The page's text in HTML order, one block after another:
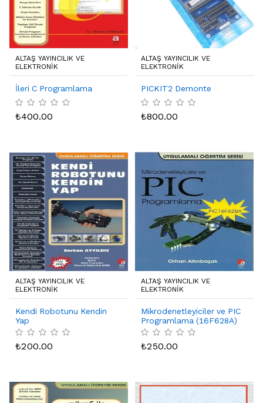
ALTAŞ YAYINCILIK VE
ELEKTRONIK
İleri C Programlama
₺400.00
ALTAŞ YAYINCILIK VE
ELEKTRONIK
PICKIT2 Demonte
₺800.00
ALTAŞ YAYINCILIK VE
ELEKTRONIK
Kendi Robotunu Kendin
Yap
₺200.00
ALTAŞ YAYINCILIK VE
ELEKTRONIK
Mikrodenetleyiciler ve PIC
Programlama (16F628A)
₺250.00